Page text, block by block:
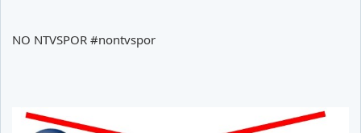
NO NTVSPOR #nontvspor